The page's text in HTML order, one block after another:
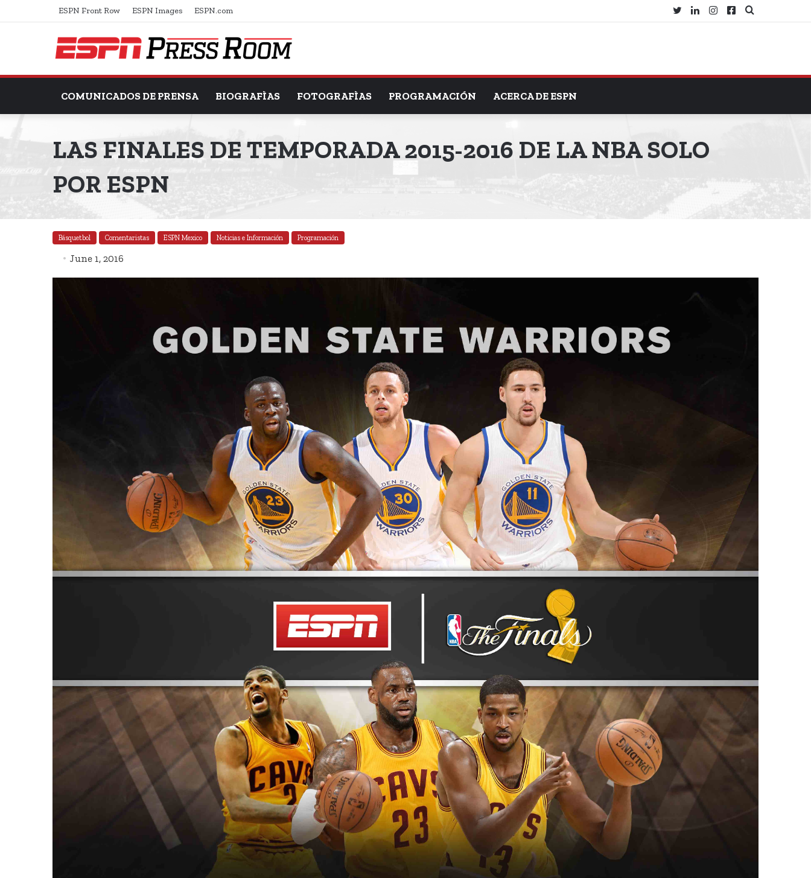
ESPN Front Row ESPN Images ESPN.com
Search
Facebook
Instagram
LinkedIn
Twitter
COMUNICADOS DE PRENSA BIOGRAFÌAS FOTOGRAFÌAS PROGRAMACIÓN ACERCA DE ESPN
LAS FINALES DE TEMPORADA 2015-2016 DE LA NBA SOLO
POR ESPN
Básquetbol Comentaristas ESPN Mexico Noticias e Información Programación
June 1, 2016